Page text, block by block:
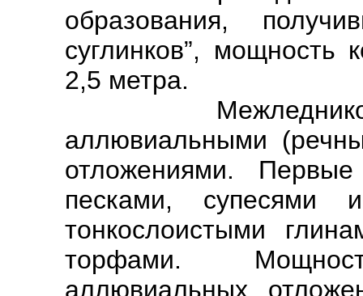
образования,
суглинков”, мощность
2,5 метра.
Межледниковые
аллювиальными
отложениями.
песками, супесями
тонкослоистыми
торфами.
аллювиальных